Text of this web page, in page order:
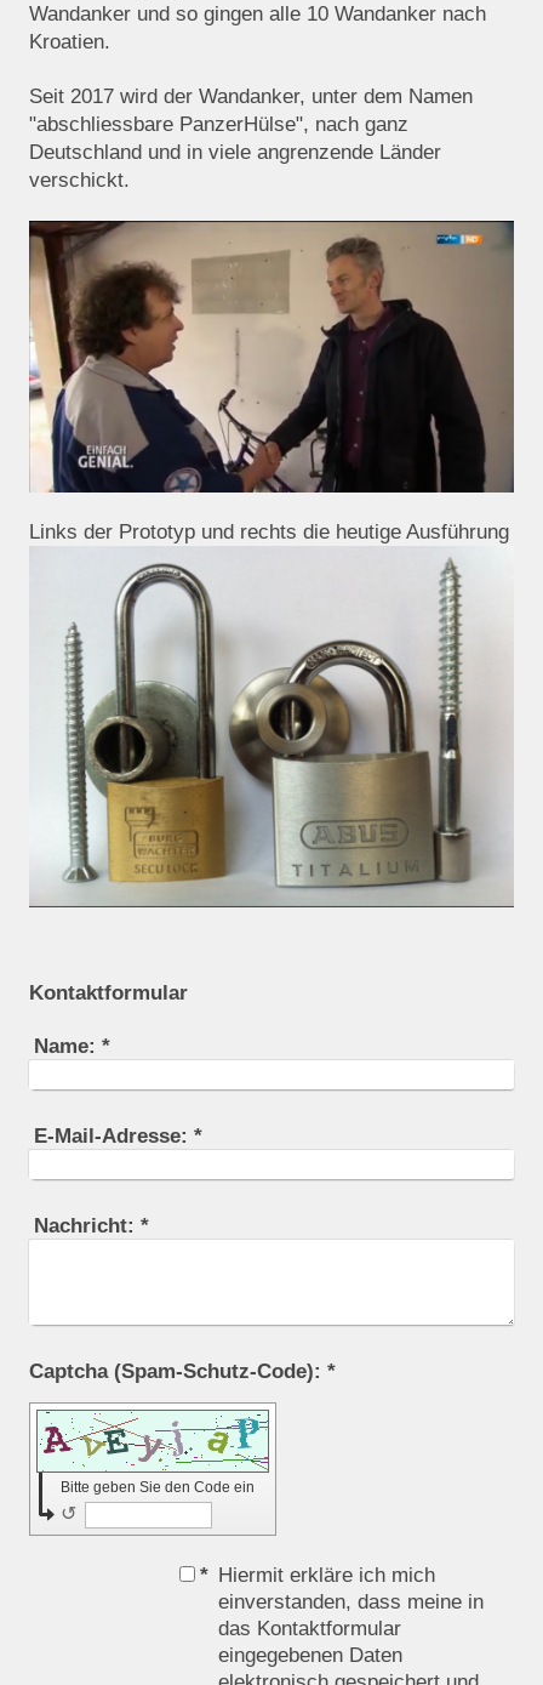
Wandanker und so gingen alle 10 Wandanker nach
Kroatien.
Seit 2017 wird der Wandanker, unter dem Namen
"abschliessbare PanzerHülse", nach ganz
Deutschland und in viele angrenzende Länder
verschickt.
Links der Prototyp und rechts die heutige Ausführung
Kontaktformular
Name: *
E-Mail-Adresse: *
Nachricht: *
Captcha (Spam-Schutz-Code): *
Bitte geben Sie den Code ein
↺
* Hiermit erkläre ich mich
einverstanden, dass meine in
das Kontaktformular
eingegebenen Daten